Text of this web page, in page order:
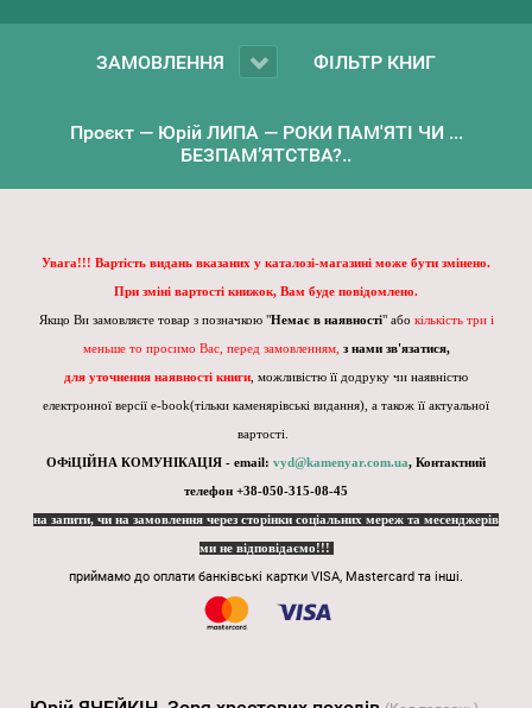
ЗАМОВЛЕННЯ ФІЛЬТР КНИГ
Проєкт — Юрій ЛИПА — РОКИ ПАМ'ЯТІ ЧИ ...
БЕЗПАМ’ЯТСТВА?..
Увага!!! Вартість видань вказаних у каталозі-магазині може бути змінено.
При зміні вартості книжок, Вам буде повідомлено.
Якщо Ви замовляєте товар з позначкою "Немає в наявності" або кількість три і
меньше то просимо Вас, перед замовленням, з нами зв'язатися,
для уточнення наявності книги , можливістю її додруку чи наявністю
електронної версії e-book(тільки каменярівські видання), а також її актуальної
вартості.
ОФіЦІЙНА КОМУНІКАЦІЯ - email: vyd@kamenyar.com.ua, Контактний
телефон +38-050-315-08-45
на запити, чи на замовлення через сторінки соціальних мереж та месенджерів
ми не відповідаємо!!!
приймамо до оплати банківські картки VISA, Mastercard та інші.